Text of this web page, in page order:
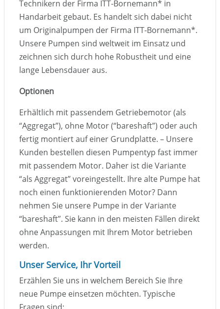
Technikern der Firma ITT-Bornemann* in
Handarbeit gebaut. Es handelt sich dabei nicht
um Originalpumpen der Firma ITT-Bornemann*.
Unsere Pumpen sind weltweit im Einsatz und
zeichnen sich durch hohe Robustheit und eine
lange Lebensdauer aus.
Optionen
Erhältlich mit passendem Getriebemotor (als
“Aggregat”), ohne Motor (“bareshaft”) oder auch
fertig montiert auf einer Grundplatte. – Unsere
Kunden bestellen diesen Pumpentyp fast immer
mit passendem Motor. Daher ist die Variante
“als Aggregat” voreingestellt. Ihre alte Pumpe hat
noch einen funktionierenden Motor? Dann
nehmen Sie unsere Pumpe in der Variante
“bareshaft”. Sie kann in den meisten Fällen direkt
ohne Anpassungen mit Ihrem Motor betrieben
werden.
Unser Service, Ihr Vorteil
Erzählen Sie uns in welchem Bereich Sie Ihre
neue Pumpe einsetzen möchten. Typische